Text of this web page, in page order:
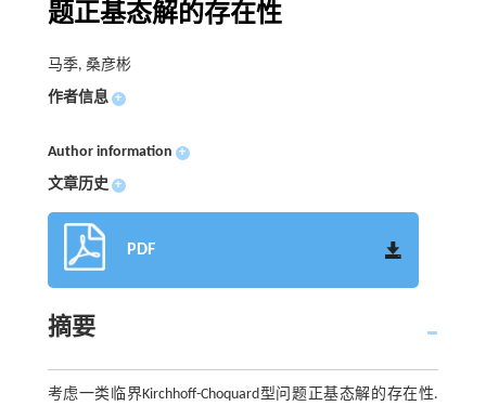
题正基态解的存在性
马季, 桑彦彬
作者信息 +
Author information +
文章历史 +
PDF
摘要
考虑一类临界Kirchhoff-Choquard型问题正基态解的存在性.